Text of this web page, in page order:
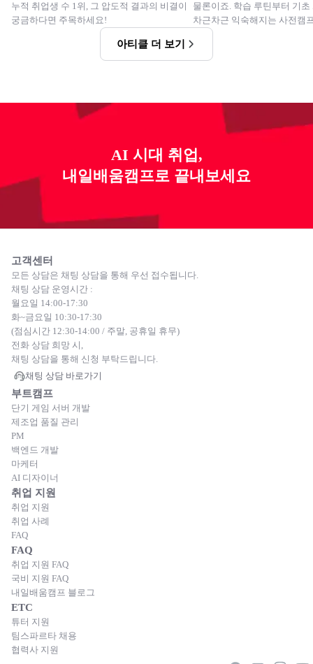
누적 취업생 수 1위, 그 압도적 결과의 비결이
궁금하다면 주목하세요!
물론이죠. 학습 루틴부터 기초
차근차근 익숙해지는 사전캠
아티클 더 보기
AI 시대 취업,
내일배움캠프로 끝내보세요
고객센터
모든 상담은 채팅 상담을 통해 우선 접수됩니다.
채팅 상담 운영시간 :
월요일 14:00-17:30
화~금요일 10:30-17:30
(점심시간 12:30-14:00 / 주말, 공휴일 휴무)
전화 상담 희망 시,
채팅 상담을 통해 신청 부탁드립니다.
채팅 상담 바로가기
부트캠프
단기 게임 서버 개발
제조업 품질 관리
PM
백엔드 개발
마케터
AI 디자이너
취업 지원
취업 지원
취업 사례
FAQ
FAQ
취업 지원 FAQ
국비 지원 FAQ
내일배움캠프 블로그
ETC
튜터 지원
팀스파르타 채용
협력사 지원